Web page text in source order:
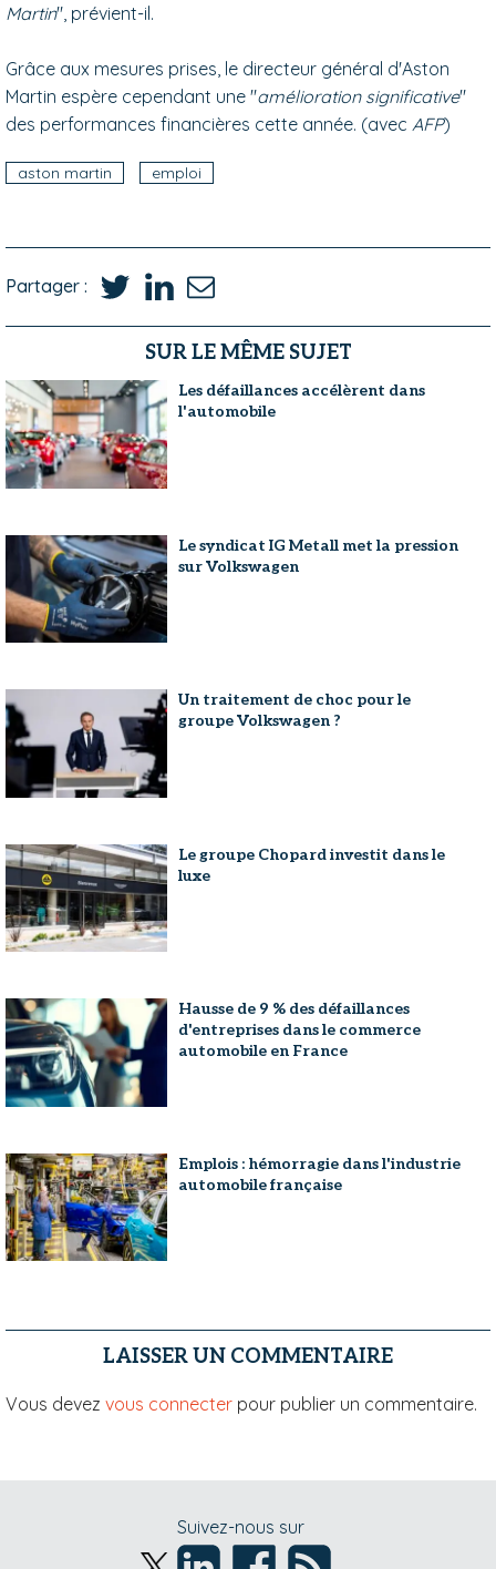
Martin", prévient-il.
Grâce aux mesures prises, le directeur général d'Aston
Martin espère cependant une "amélioration significative"
des performances financières cette année. (avec AFP)
aston martin emploi
Partager :
SUR LE MÊME SUJET
Les défaillances accélèrent dans
l'automobile
Le syndicat IG Metall met la pression
sur Volkswagen
Un traitement de choc pour le
groupe Volkswagen ?
Le groupe Chopard investit dans le
luxe
Hausse de 9 % des défaillances
d'entreprises dans le commerce
automobile en France
Emplois : hémorragie dans l'industrie
automobile française
LAISSER UN COMMENTAIRE
Vous devez vous connecter pour publier un commentaire.
Suivez-nous sur